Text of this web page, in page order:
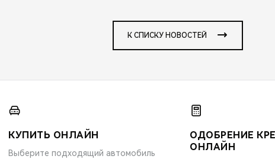
К СПИСКУ НОВОСТЕЙ
КУПИТЬ ОНЛАЙН
Выберите подходящий автомобиль
ОДОБРЕНИЕ
ОНЛАЙН